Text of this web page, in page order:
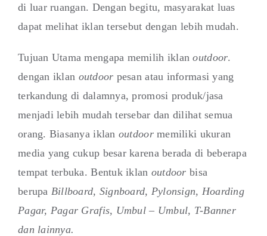
di luar ruangan. Dengan begitu, masyarakat luas
dapat melihat iklan tersebut dengan lebih mudah.
Tujuan Utama mengapa memilih iklanoutdoor.
dengan iklan outdoor pesan atau informasi yang
terkandung di dalamnya, promosi produk/jasa
menjadi lebih mudah tersebar dan dilihat semua
orang. Biasanya iklan outdoormemiliki ukuran
media yang cukup besar karena berada di beberapa
tempat terbuka. Bentuk iklan outdoor bisa
berupa Billboard, Signboard, Pylonsign, Hoarding
Pagar, Pagar Grafis, Umbul – Umbul, T-Banner
dan lainnya.